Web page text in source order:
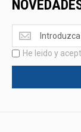
Ofertas
<br>Novedades
y
mucho
He leido y